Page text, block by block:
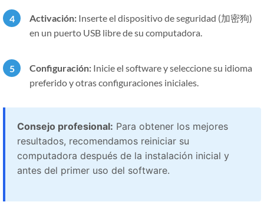
Activación: Inserte el dispositivo de seguridad (加密狗)
en un puerto USB libre de su computadora.
Configuración: Inicie el software y seleccione su idioma
preferido y otras configuraciones iniciales.
Consejo profesional: Para obtener los mejores
resultados, recomendamos reiniciar su
computadora después de la instalación inicial y
antes del primer uso del software.